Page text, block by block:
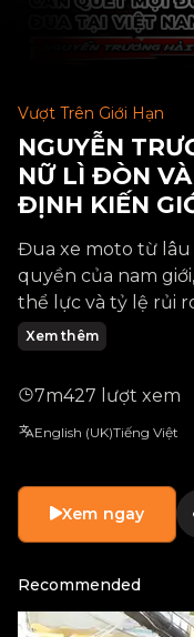
Vượt Trên Giới Hạn
NGUYỄN
NỮ LÌ ĐÒN
ĐỊNH KIẾN
Đua xe moto từ lâu
quyền của nam
thể lực và tỷ lệ rủi
đó cũng không thể
độ của Nguyễn
Championship
Xem thêm
7m427 lượt xem
English (UK)Tiếng Việt
Xem ngay
Recommended